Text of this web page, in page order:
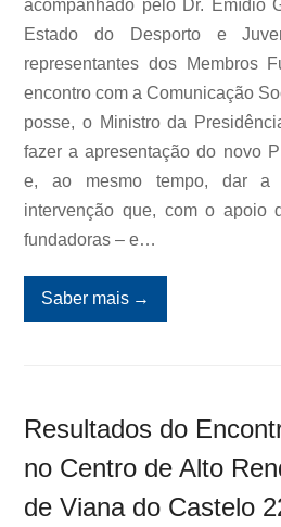
acompanhado pelo Dr. Emídio
Estado do Desporto e
representantes dos Membros
encontro com a Comunicação
posse, o Ministro da
fazer a apresentação do novo
e, ao mesmo tempo, dar a
intervenção que, com o apoio
fundadoras – e…
Saber mais →
Resultados do
no Centro de Alto
de Viana do Castelo